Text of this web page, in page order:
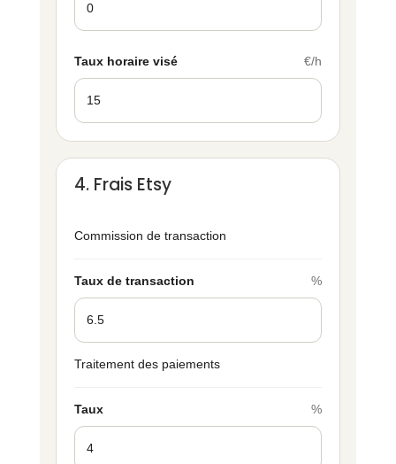
Taux horaire visé €/h
4. Frais Etsy
Commission de transaction
Taux de transaction %
Traitement des paiements
Taux %